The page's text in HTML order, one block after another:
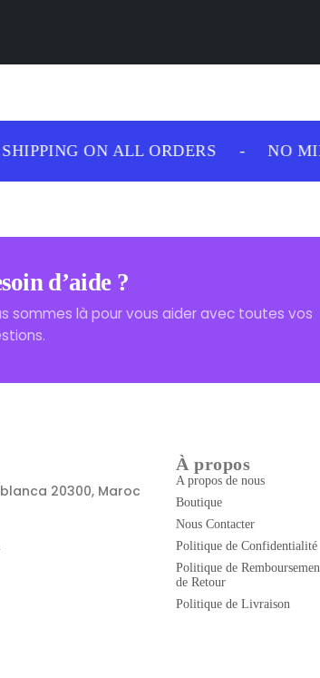
ON ALL ORDERS - NO
d’aide ?
sommes là pour vous aider avec toutes vos
20300, Maroc
À propos
A propos de nous
Boutique
Nous Contacter
Politique de Confidentialité
Politique de
de Retour
Politique de Livraison